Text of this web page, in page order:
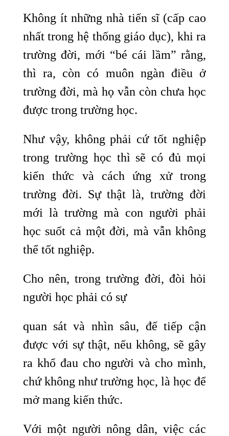
Không ít những nhà tiến sĩ (cấp cao
nhất trong hệ thống giáo dục), khi ra
trường đời, mới “bé cái lầm” rằng,
thì ra, còn có muôn ngàn điều ở
trường đời, mà họ vẫn còn chưa học
được trong trường học.
Như vậy, không phải cứ tốt nghiệp
trong trường học thì sẽ có đủ mọi
kiến thức và cách ứng xử trong
trường đời. Sự thật là, trường đời
mới là trường mà con người phải
học suốt cả một đời, mà vẫn không
thể tốt nghiệp.
Cho nên, trong trường đời, đòi hỏi
người học phải có sự
quan sát và nhìn sâu, để tiếp cận
được với sự thật, nếu không, sẽ gây
ra khổ đau cho người và cho mình,
chứ không như trường học, là học để
mở mang kiến thức.
Với một người nông dân, việc các